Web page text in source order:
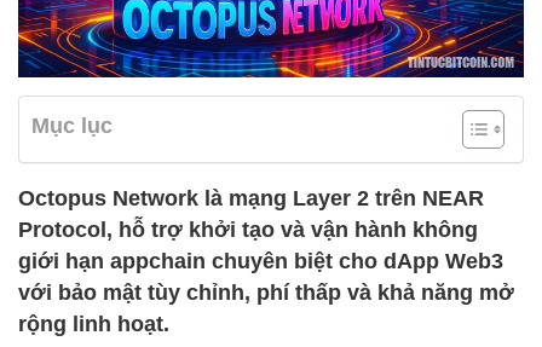
Mục lục
Octopus Network là mạng Layer 2 trên NEAR
Protocol, hỗ trợ khởi tạo và vận hành không
giới hạn appchain chuyên biệt cho dApp Web3
với bảo mật tùy chỉnh, phí thấp và khả năng mở
rộng linh hoạt.